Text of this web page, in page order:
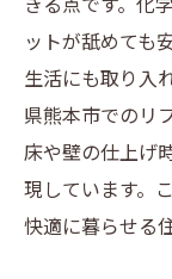
ットが舐めても
生活にも取り入
県熊本市でのリ
床や壁の仕上げ
現しています。
快適に暮らせる